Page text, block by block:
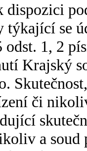
dispozici
týkající se
1, 2
Krajský
či
a soud